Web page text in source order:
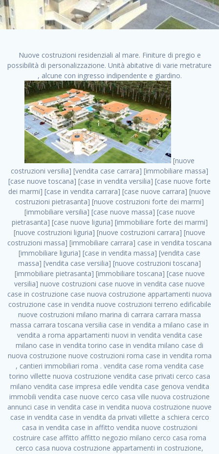
Nuove costruzioni residenziali al mare. Finiture di pregio e
possibilità di personalizzazione. Unità abitative di varie metrature
, alcune con ingresso indipendente e giardino.
[nuove costruzioni versilia] [vendita case carrara] [immobiliare massa] [case nuove toscana] [case in vendita versilia] [case nuove forte dei marmi] [case in vendita carrara] [case nuove carrara] [nuove costruzioni pietrasanta] [nuove costruzioni forte dei marmi] [immobiliare versilia] [case nuove massa] [case nuove pietrasanta] [case nuove liguria] [immobiliare forte dei marmi] [nuove costruzioni liguria] [nuove costruzioni carrara] [nuove costruzioni massa] [immobiliare carrara] case in vendita toscana [immobiliare liguria] [case in vendita massa] [vendita case massa] [vendita case versilia] [nuove costruzioni toscana] [immobiliare pietrasanta] [immobiliare toscana] [case nuove versilia] nuove costruzioni case nuove in vendita case nuove case in costruzione case nuova costruzione appartamenti nuova costruzione case in vendita nuove costruzioni terreno edificabile nuove costruzioni milano marina di carrara carrara massa massa carrara toscana versilia case in vendita a milano case in vendita a roma appartamenti nuovi in vendita vendita case milano case in vendita torino case in vendita milano case di nuova costruzione nuove costruzioni roma case in vendita roma , cantieri immobiliari roma . vendita case roma vendita case torino villette nuova costruzione vendita case privati cerco casa milano vendita case impresa edile vendita case genova vendita immobili vendita case nuove cerco casa ville nuova costruzione annunci case in vendita case in vendita nuova costruzione nuove case in vendita case in vendita da privati villette a schiera cerco casa in vendita case in affitto vendita nuove costruzioni costruire case affitto affitto negozio milano cerco casa roma cerco casa nuova costruzione appartamenti in costruzione, cantieri immobiliari roma . case nuove vendita case in vendita nuove case nuove milano nuove costruzioni morena case in vendita costruzioni case case in vendita tor vergata nuova annunci vendita case case in vendita milano centro, cantieri immobiliari roma . vendita case nuova costruzione case in vendita privati agenzia immobiliare appartamenti di nuova costruzione ville in costruzione case in vendita a opera nuova costruzione nuove costruzioni torino, cantieri immobiliari roma . appartamenti nuovi impresa edile roma trova casa costruzioni nuove appartamenti in affitto cantieri in costruzione, cantieri immobiliari roma . immobiliare nuove costruzioni case in vendita dragona appartamenti in vendita siti vendita case case in vendita roma nord nuovi costruzioni ville nuove in vendita nuove costruzioni in vendita trovocasa cerco casa affitto villette in vendita nuove costruzioni immobiliari nuove costruzioni bologna toscano immobiliare palermo nuovi appartamenti vendita case dragona nuova costruzione case in vendita villaggio prenestino, cantieri immobiliari roma . case in vendita dal costruttore imprese edili torino nuove costruzioni firenze immobiliare case nuove in costruzione toscano immobiliare milano, cantieri immobiliari roma . casanuova case in vendita acilia dragona case in vendita di nuova costruzione case in vendita da costruttore nuove costruzioni eur case e cantieri appartamenti in vendita nuova costruzione case in vendita a dragona roma case in vendita nuove case in costruzione porta portese immobiliare appartamenti cerco casa disperatamente case in vendita torresina cascine in vendita vendita immobili roma, cantieri immobiliari roma . milano nuove costruzioni morena case in vendita costruzioni edili nuove costruzioni catania visure catastali on line gratis nuove costruzioni monza case in costruzione milano, cantieri immobiliari roma . nuove costruzioni boccea vendita immobili milano attico immobiliare roma vendita imprese edili bergamo impresa edile bologna case in vendita a classe appartamento nuovo nuove costruzioni pietralata case costruzione case in vendita roma sud nuove costruzioni residenziali a milano appartamenti nuova costruzione milano case in vendita boccea case in vendita morena nuove costruzioni vendita immobili privati, cantieri immobiliari roma . comprare casa nuova costruzione case in vendita con leasing case in vendita ostia antica case nuova costruzione milano appartamenti nuovi milano case nuove roma nuove costruzioni bari edilizia convenzionata case in vendita a tortona villaggio prenestino case in vendita toscano immobiliare professione casa nuove costruzioni parma impresa costruzioni nuove case nuove costruzioni bergamo vendita immobili torino ville di nuova costruzione solo affitti appartamento nuovo in vendita appartamenti nuova costruzione roma case nuova costruzione roma, cantieri immobiliari roma . nuove costruzioni a milano case in costruzione roma impresa di costruzioni grimaldi immobiliare costruzioni villetta nuova costruzione case in vendita da imprese edili cerco casa a acquisto casa in costruzione nuove costruzioni mare costruzioni immobiliari cantieri nuove costruzioni acquisto casa nuova costruzione nuove costruzioni padova comprare casa in costruzione impresa edile napoli nuove costruzioni pescara casa risorse immobiliari, cantieri immobiliari roma . immobili in costruzione villette nuove villette nuove in vendita gabetti imprese edili verona nuove costruzioni milano sud nuovi immobili nuove costruzioni legnano, cantieri immobiliari roma . cantieri nuove costruzioni milano villa nuova case vendita nuove costruzioni appartamenti in vendita nuovi immobili nuovi costruttori case imprese edili brescia nuovi appartamenti milano case in vendita selva nera casa nuova retecasa case nuova costruzione in vendita monolocale imprese edili firenze imprese edili padova frimm vendita case dragona nuove costruzioni vendita imprese edili parma imprese di costruzioni milano immobiliare toscano frimm immobiliare roma case case dal costruttore acquisto terreno agricolo imprese edili italiane roma vende casa case nuove a milano nuove costruzioni a roma imprese costruzioni roma cerco casa nuova immobili di nuova costruzione case in vendita castelverde roma impresa edile palermo rent to buy roma nuove costruzioni, cantieri immobiliari roma . tempocasa case in vendita a riscatto nuove costruzioni varese nuove costruzioni bolzano vendita case in costruzione nuove costruzioni lecce cantiere milano costruire villa imprese edili treviso impresa edile catania case in vendita roma tiburtina vendita appartamenti nuova costruzione vendita immobili commerciali case nuove in vendita milano nuove costruzioni seregno cerca casa vendita cerco casa milano vendita nuove costruzioni milano ovest vendita case nuove milano imprese edili modena nuove costruzioni milano centro case in vendita aranova nuove abitazioni, cantieri immobiliari roma ., cantieri immobiliari roma . nuove costruzioni brescia nuove costruzioni como appartamenti nuovi in vendita a milano case in vendita bologna nuove costruzioni appartamenti in vendita milano nuova costruzione imprese edili como morena nuove costruzioni nuove costruzioni case vendita appartamenti nuovi nuove costruzioni salerno eurekasa villette in costruzione bilocali nuovi case nuove in vendita a roma case in vendita con permuta nuove costruzioni trento impresa edile varese imprese costruzioni milano imprese edili venezia case in vendita prenestina imprese edili spa nuove costruzioni gallarate roma nuove costruzioni case in nuova costruzione nuovi case nuove in vendita a milano nuove costruzioni loano nuovi cantieri milano imprese edili novara case in vendita roma est imprese di costruzioni roma appartamenti in costruzione milano nuovi cantieri cerco casa vendita milano nuove costruzioni brugherio vendita case da imprese edili imprese edili udine nuove costruzioni direttamente dal costruttore imprese edili vicenza case in vendita a loano nuova costruzione nuove villette prezzi case nuove case in vendita in costruzione compravendita terreno agricolo cantiere, cantieri immobiliari roma . case in vendita milano navigli costruzione nuova casa costruzioni nuove milano nuove costruzioni roma rent to buy nuove costruzioni taranto palazzo in costruzione vendita appartamenti nuova costruzione milano centro costruzioni milano case in vendita milano nuove costruzioni case in vendita milano sud impresa edile como case nuove a roma boccea case in vendita imprese edili trento nuove costruzioni buccinasco case in costruzione a milano nuove costruzioni ripamonti case in vendita a salerno nuove costruzioni nuove residenze milano case nuove vendita milano nuove costruzioni milano nord nuove costruzioni livorno vendita nuove costruzioni roma nuove costruzioni liguria costruzioni roma cerco casa roma vendita nuove costruzioni classe a impresa edile rimini nuovi annunci case in vendita nuove costruzioni magenta todini costruzioni case grezze in vendita vendita appartamenti nuovi milano case in vendita gallaratese milano nuove costruzioni arezzo, cantieri immobiliari roma . case in vendita castelverde case nuove dal costruttore nuovo appartamento nuove costruzioni desenzano imprese edili lombardia imprese edili veneto appartamenti in costruzione roma case vendita pescara nuove costruzioni case in vendita ad acilia imprese edili verona e provincia nuove costruzioni desio appartamenti classe a milano firenze nuove costruzioni pirelli re immobiliare grandi imprese di costruzioni case in vendita torresina roma case in vendita navigli milano nuove costruzioni roma centro nuovecostruzioni appartamenti nuovi a milano impresa edile ancona nuove residenze dragona case in vendita nuove costruzioni brindisi vendita nuove costruzioni milano case in vendita arredate nuove case milano case nuove mil